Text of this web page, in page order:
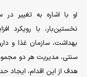
او با اشاره به تغییر
نخستین‌بار، با رویکرد
بهداشت، سازمان غذا و
سنتی، مدیریت هر دو
هدف از این اقدام، ایجاد